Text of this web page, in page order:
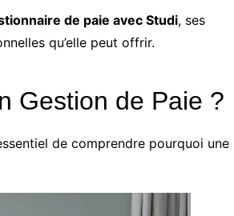
de paie avec Studi, ses
qu’elle peut offrir.
Gestion de Paie ?
de comprendre pourquoi une